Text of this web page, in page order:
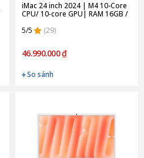
iMac 24 inch 2024 | M4 10-Core
CPU/ 10‑core GPU| RAM 16GB /
5/5
(29)
46.990.000 ₫
So sánh